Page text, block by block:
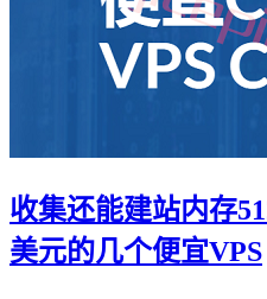
收集还能建站内存
美元的几个便宜VPS